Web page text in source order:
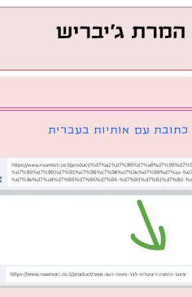
עם אותיות בעברית